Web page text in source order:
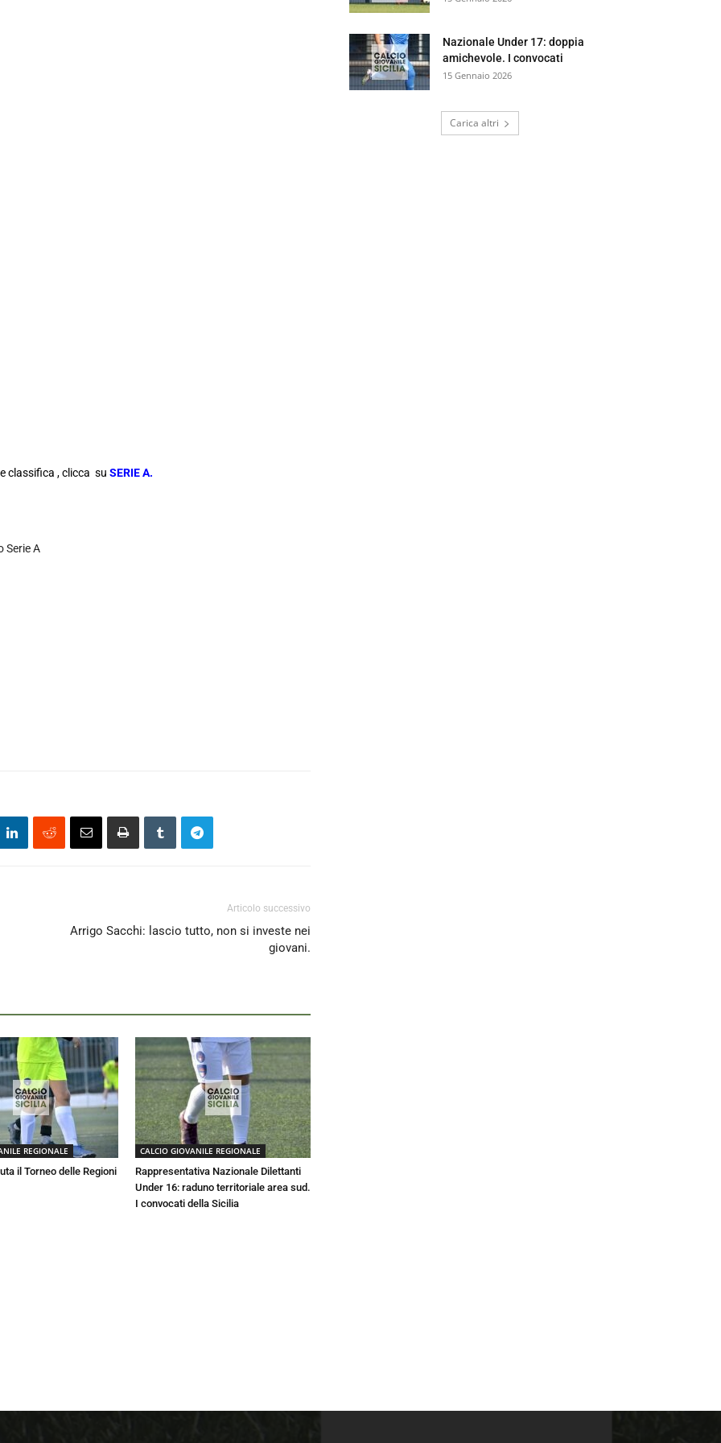
classifica , clicca su SERIE A.
Serie A
Articolo successivo
Arrigo Sacchi: lascio tutto, non si investe nei
giovani.
REGIONALE
il Torneo delle Regioni
CALCIO GIOVANILE REGIONALE
Rappresentativa Nazionale Dilettanti
Under 16: raduno territoriale area sud.
I convocati della Sicilia
Nazionale Under 17: doppia
amichevole. I convocati
15 Gennaio 2026
Carica altri